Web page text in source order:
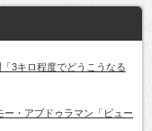
3キロ程度でどうこうなる
ー・アブドゥラマン「ビュー